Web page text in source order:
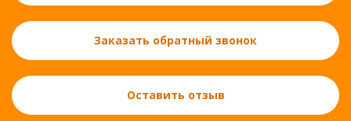
Заказать обратный звонок
Оставить отзыв